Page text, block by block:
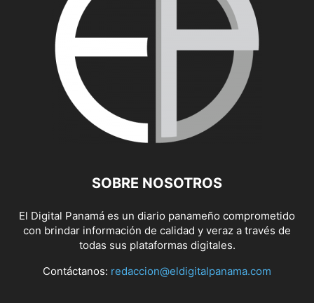
SOBRE NOSOTROS
El Digital Panamá es un diario panameño comprometido
con brindar información de calidad y veraz a través de
todas sus plataformas digitales.
Contáctanos: redaccion@eldigitalpanama.com